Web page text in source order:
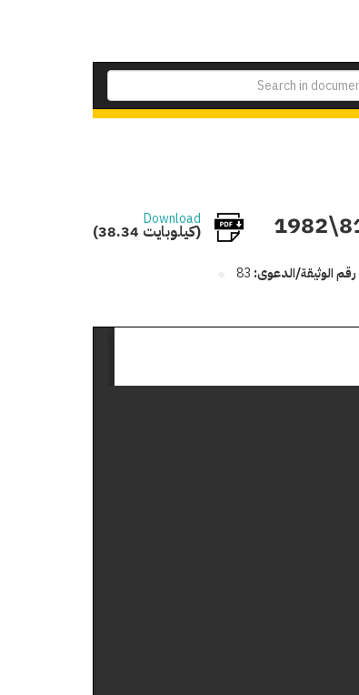
Download
(38.34 كيلوبايت)
رقم الوثيقة/الدعوى: 83